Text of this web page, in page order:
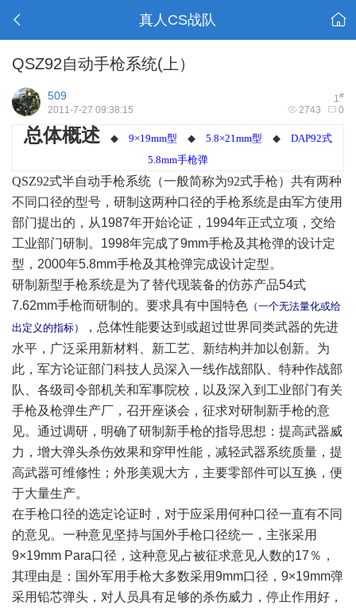
真人CS战队
QSZ92自动手枪系统(上）
1#
509
2743 0
2011-7-27 09:38:15
总体概述◆ 9×19mm型 ◆ 5.8×21mm型 ◆ DAP92式
5.8mm手枪弹
QSZ92式半自动手枪系统（一般简称为92式手枪）共有两种
不同口径的型号，研制这两种口径的手枪系统是由军方使用
部门提出的，从1987年开始论证，1994年正式立项，交给
工业部门研制。1998年完成了9mm手枪及其枪弹的设计定
型，2000年5.8mm手枪及其枪弹完成设计定型。
研制新型手枪系统是为了替代现装备的仿苏产品54式
7.62mm手枪而研制的。要求具有中国特色 （一个无法量化或给
出定义的指标）
，总体性能要达到或超过世界同类武器的先进
水平，广泛采用新材料、新工艺、新结构并加以创新。为
此，军方论证部门科技人员深入一线作战部队、特种作战部
队、各级司令部机关和军事院校，以及深入到工业部门有关
手枪及枪弹生产厂，召开座谈会，征求对研制新手枪的意
见。通过调研，明确了研制新手枪的指导思想：提高武器威
力，增大弹头杀伤效果和穿甲性能，减轻武器系统质量，提
高武器可维修性；外形美观大方，主要零部件可以互换，便
于大量生产。
在手枪口径的选定论证时，对于应采用何种口径一直有不同
的意见。一种意见坚持与国外手枪口径统一，主张采用
9×19mm Para口径，这种意见占被征求意见人数的17％，
其理由是：国外军用手枪大多数采用9mm口径，9×19mm弹
采用铅芯弹头，对人员具有足够的杀伤威力，停止作用好，